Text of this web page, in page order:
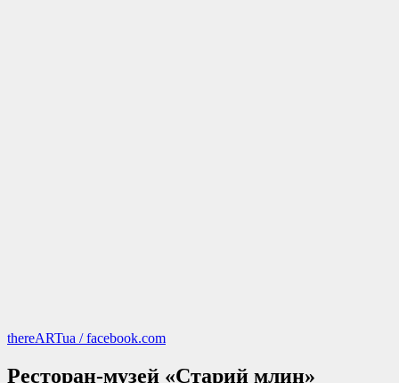
thereARTua / facebook.com
Ресторан-музей «Старий млин»